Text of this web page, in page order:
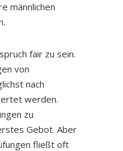
männlichen
fair zu sein.
von
nach
werden.
zu
Gebot. Aber
fließt oft